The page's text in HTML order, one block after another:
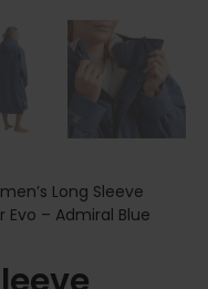
Long Sleeve
– Admiral Blue